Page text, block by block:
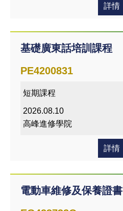
詳情
基礎廣東話培訓課程
PE4200831
短期課程
2026.08.10
高峰進修學院
詳情
電動車維修及保養證書